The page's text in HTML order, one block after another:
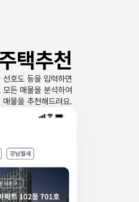
택추천
호도 등을 입력하면
든 매물을 분석하여
매물을 추천해드려요.